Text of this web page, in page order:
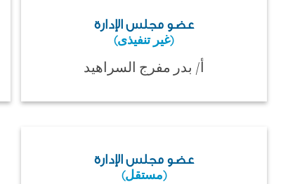
عضو مجلس الإدارة
(غير تنفيذى)
أ/ بدر مفرج السراهيد
عضو مجلس الإدارة
(مستقل)